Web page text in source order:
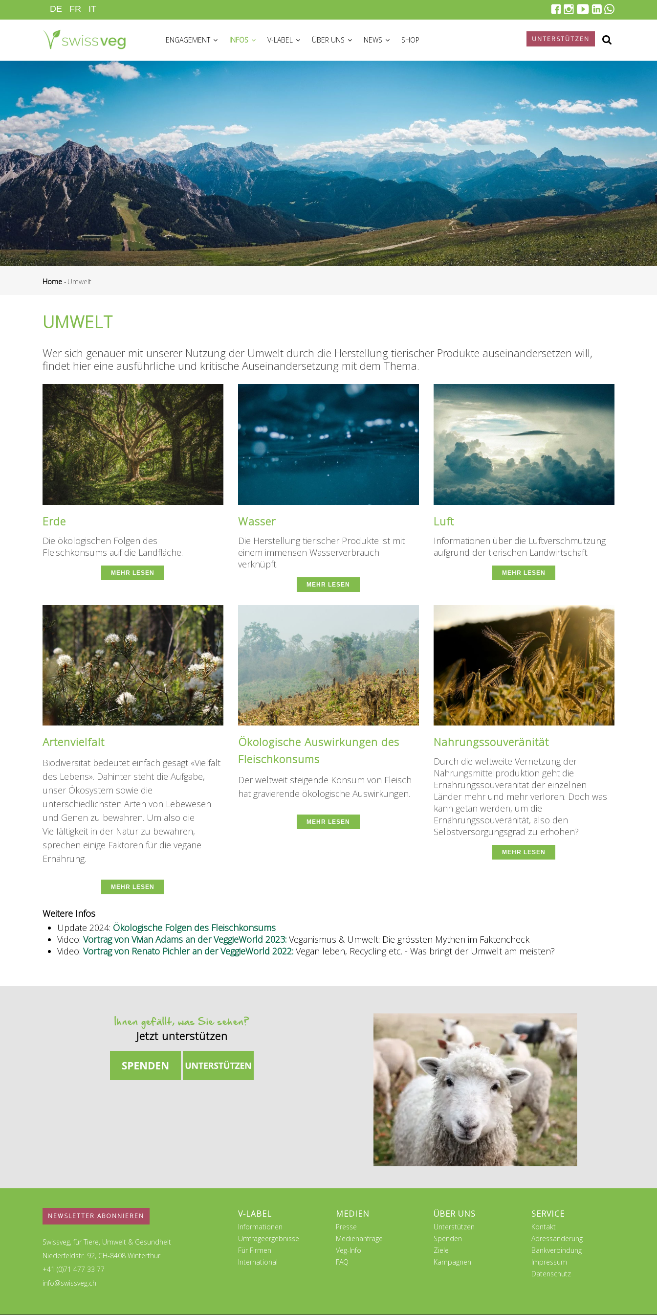
zum
DE FR IT
ENGAGEMENT
INFOS V-LABEL ÜBER UNS NEWS SHOP UNTERSTÜTZEN
Home - Umwelt
UMWELT
Wer sich genauer mit unserer Nutzung der Umwelt durch die Herstellung tierischer Produkte auseinandersetzen will,
findet hier eine ausführliche und kritische Auseinandersetzung mit dem Thema.
Erde
Die ökologischen Folgen des
Fleischkonsums auf die Landfläche.
MEHR LESEN
Wasser
Die Herstellung tierischer Produkte ist mit
einem immensen Wasserverbrauch
verknüpft.
MEHR LESEN
Luft
Informationen über die Luftverschmutzung
aufgrund der tierischen Landwirtschaft.
MEHR LESEN
Artenvielfalt
Biodiversität bedeutet einfach gesagt «Vielfalt
des Lebens». Dahinter steht die Aufgabe,
unser Ökosystem sowie die
unterschiedlichsten Arten von Lebewesen
und Genen zu bewahren. Um also die
Vielfältigkeit in der Natur zu bewahren,
sprechen einige Faktoren für die vegane
Ernährung.
MEHR LESEN
Ökologische Auswirkungen des
Fleischkonsums
Der weltweit steigende Konsum von Fleisch
hat gravierende ökologische Auswirkungen.
MEHR LESEN
Nahrungssouveränität
Durch die weltweite Vernetzung der
Nahrungsmittelproduktion geht die
Ernährungssouveränität der einzelnen
Länder mehr und mehr verloren. Doch was
kann getan werden, um die
Ernährungssouveränität, also den
Selbstversorgungsgrad zu erhöhen?
MEHR LESEN
Weitere Infos
Update 2024: Ökologische Folgen des Fleischkonsums
Video: Vortrag von Vivian Adams an der VeggieWorld 2023: Veganismus & Umwelt: Die grössten Mythen im Faktencheck
Video: Vortrag von Renato Pichler an der VeggieWorld 2022: Vegan leben, Recycling etc. - Was bringt der Umwelt am meisten?
Ihnen gefällt, was Sie sehen?
Jetzt unterstützen
NEWSLETTER ABONNIEREN
Swissveg, für Tiere, Umwelt & Gesundheit
Niederfeldstr. 92, CH-8408 Winterthur
+41 (0)71 477 33 77
info@swissveg.ch
V-LABEL
Informationen
Umfrageergebnisse
Für Firmen
International
MEDIEN
Presse
Medienanfrage
Veg-Info
FAQ
ÜBER UNS
Unterstützen
Spenden
Ziele
Kampagnen
SERVICE
Kontakt
Adressänderung
Bankverbindung
Impressum
Datenschutz